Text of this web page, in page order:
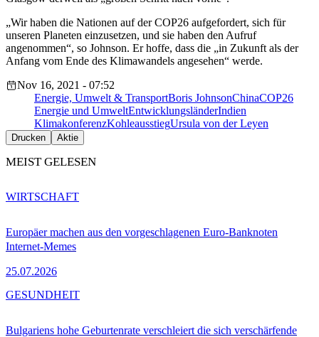
„Wir haben die Nationen auf der COP26 aufgefordert, sich für
unseren Planeten einzusetzen, und sie haben den Aufruf
angenommen“, so Johnson. Er hoffe, dass die „in Zukunft als der
Anfang vom Ende des Klimawandels angesehen“ werde.
Nov 16, 2021 - 07:52
Energie, Umwelt & TransportBoris JohnsonChinaCOP26
Energie und UmweltEntwicklungsländerIndien
KlimakonferenzKohleausstiegUrsula von der Leyen
Drucken Aktie
MEIST GELESEN
Europäer machen aus den vorgeschlagenen Euro-Banknoten
Internet-Memes
25.07.2026
WIRTSCHAFT
Bulgariens hohe Geburtenrate verschleiert die sich verschärfende
GESUNDHEIT